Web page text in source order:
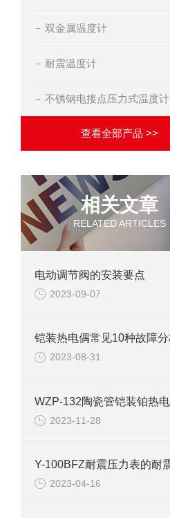
双金属温度计
耐震温度计
不锈钢电接点压力式温度计
查看全部产品 >>
相关文章
RELATED ARTICLES
电动调节阀的安装要点
2023-09-07
2023-08-31
2023-11-28
2023-04-16